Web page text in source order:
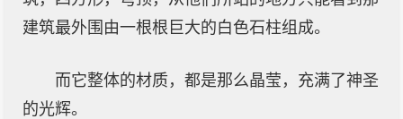
建筑最外围由一根根巨大的白色石柱组成。
而它整体的材质，都是那么晶莹，充满了神圣
的光辉。